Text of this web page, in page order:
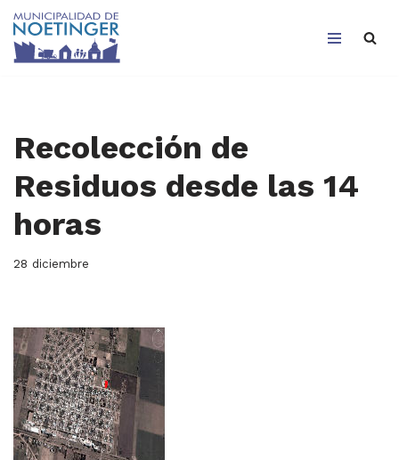
Saltar
Recolección de
Residuos desde las 14
horas
28 diciembre